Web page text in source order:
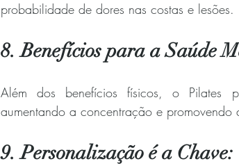
probabilidade de dores nas costas e lesões.
8. Benefícios para a Saúde
Além dos benefícios físicos, o Pilates
aumentando a concentração e promovendo
9. Personalização é a Chave: